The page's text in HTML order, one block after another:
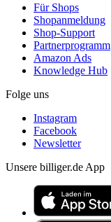
Für Shops
Shopanmeldung
Shop-Support
Partnerprogramm
Amazon Ads
Knowledge Hub
Folge uns
Instagram
Facebook
Newsletter
Unsere billiger.de App